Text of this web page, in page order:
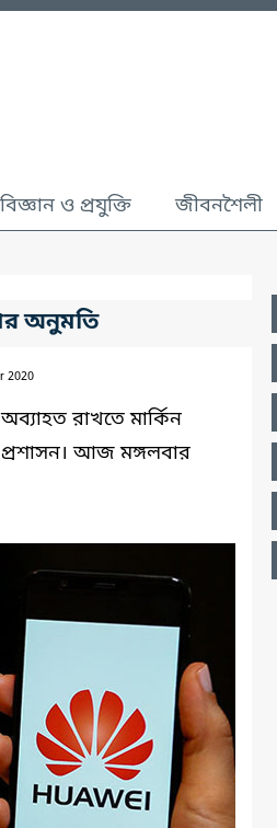
বিজ্ঞান ও প্রযুক্তি জীবনশৈলী
অনুমতি
2020
রাখতে মার্কিন
প্রশাসন। আজ মঙ্গলবার